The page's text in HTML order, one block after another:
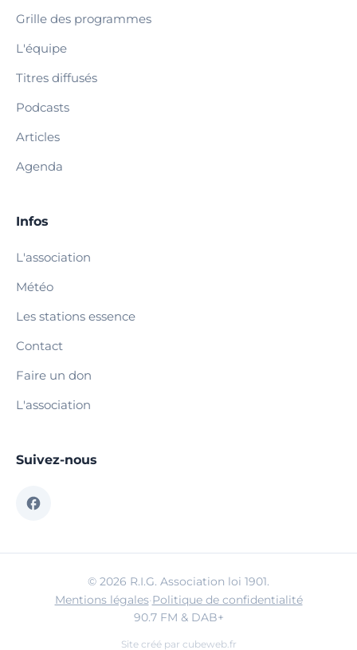
Grille des programmes
L'équipe
Titres diffusés
Podcasts
Articles
Agenda
Infos
L'association
Météo
Les stations essence
Contact
Faire un don
L'association
Suivez-nous
© 2026 R.I.G. Association loi 1901.
Mentions légales·Politique de confidentialité
90.7 FM & DAB+
Site créé par cubeweb.fr